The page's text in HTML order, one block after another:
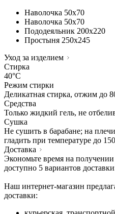
Наволочка 50х70
Наволочка 50х70
Пододеяльник 200х220
Простыня 250х245
Уход за изделием
Стирка
40°C
Режим стирки
Деликатная стирка, отжим до
Средства
Только жидкий гель, не
Сушка
Не сушить в барабане; на
гладить при температуре до
Доставка
Экономьте время на
доступно 5 вариантов
Наш интернет-магазин
доставки: